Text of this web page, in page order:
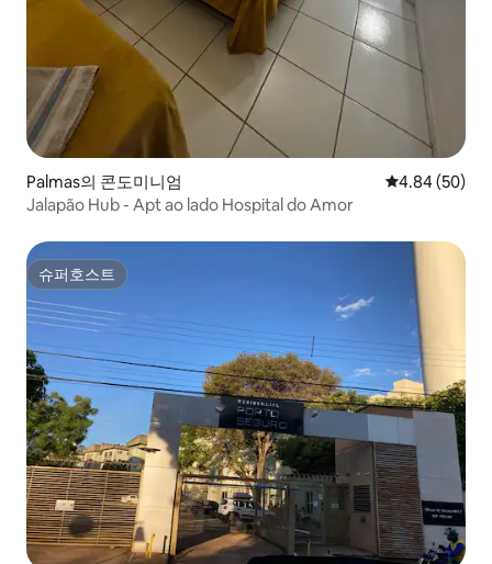
Palmas의 콘도미니엄 평점 4.84점(5
4.84 (50)
Jalapão Hub - Apt ao lado Hospital do Amor
슈퍼호스트
슈퍼호스트